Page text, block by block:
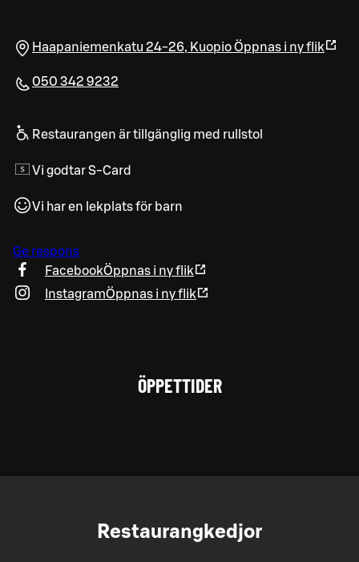
Haapaniemenkatu 24-26, KuopioÖppnas i ny flik
050 342 9232
Restaurangen är tillgänglig med rullstol
Vi godtar S-Card
Vi har en lekplats för barn
Ge respons
FacebookÖppnas i ny flik
InstagramÖppnas i ny flik
ÖPPETTIDER
Restaurangkedjor